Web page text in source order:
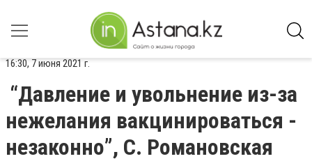
16:30, 7 июня 2021 г.
“Давление и увольнение из-за
нежелания вакцинироваться -
незаконно”, С. Романовская